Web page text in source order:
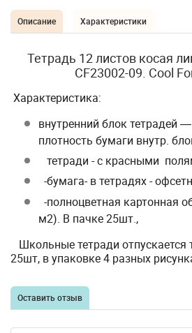
Описание Характеристики
Тетрадь 12 листов косая
CF23002-09. Cool
Характеристика:
внутренний блок тетрадей
плотность бумаги внутр.
тетради - с красными
-бумага-в тетрадях -
-полноцветная картонная
м2). В пачке 25шт.,
Школьные тетради отпускается
25шт, в упаковке 4 разных
Оставить отзыв